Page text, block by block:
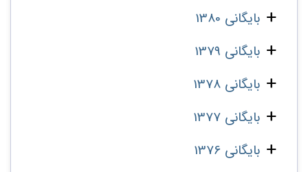
بایگانی 1380
بایگانی 1379
بایگانی 1378
بایگانی 1377
بایگانی 1376